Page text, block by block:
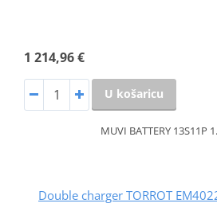
1 214,96 €
U košaricu
MUVI BATTERY 13S11P
Double charger TORROT